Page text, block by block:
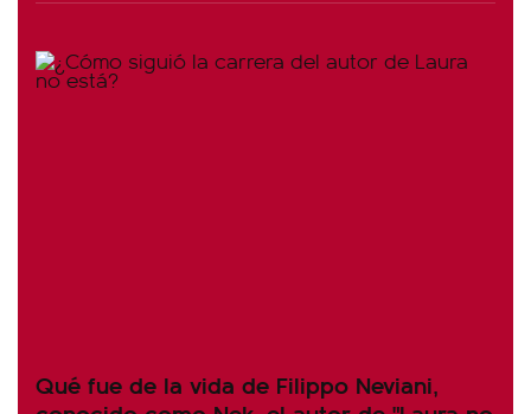
Qué fue de la vida de Filippo Neviani,